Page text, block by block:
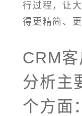
行过程，让
得更精简、更
CRM
分析主
个方面：